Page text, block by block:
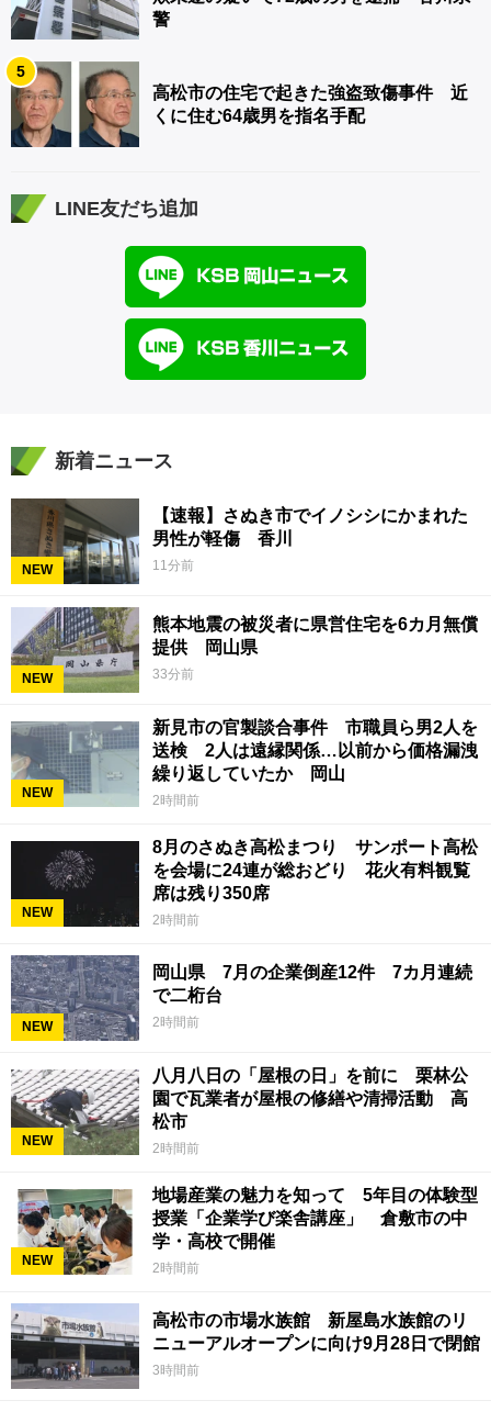
警
5
高松市の住宅で起きた強盗致傷事件 近
くに住む64歳男を指名手配
LINE友だち追加
新着ニュース
NEW
【速報】さぬき市でイノシシにかまれた
男性が軽傷 香川
11分前
NEW
熊本地震の被災者に県営住宅を6カ月無償
提供 岡山県
33分前
NEW
新見市の官製談合事件 市職員ら男2人を
送検 2人は遠縁関係…以前から価格漏洩
繰り返していたか 岡山
2時間前
NEW
8月のさぬき高松まつり サンポート高松
を会場に24連が総おどり 花火有料観覧
席は残り350席
2時間前
NEW
岡山県 7月の企業倒産12件 7カ月連続
で二桁台
2時間前
NEW
八月八日の「屋根の日」を前に 栗林公
園で瓦業者が屋根の修繕や清掃活動 高
松市
2時間前
NEW
地場産業の魅力を知って 5年目の体験型
授業「企業学び楽舎講座」 倉敷市の中
学・高校で開催
2時間前
高松市の市場水族館 新屋島水族館のリ
ニューアルオープンに向け9月28日で閉館
3時間前